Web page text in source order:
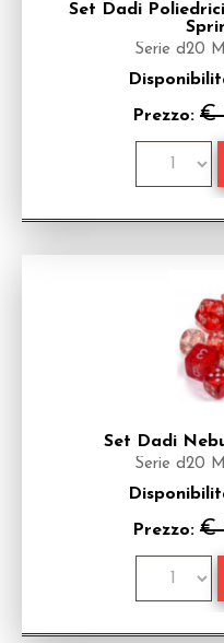
Set Dadi
Serie d20
Prezzo: €
Set Dadi
Serie d20
Prezzo: €